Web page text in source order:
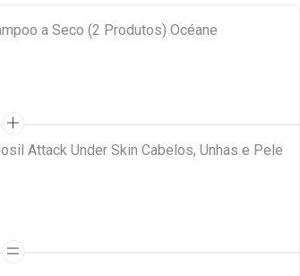
a Seco (2 Produtos) Océane
Attack Under Skin Cabelos, Unhas e Pele